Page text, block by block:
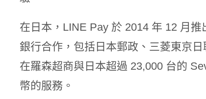
在日本，LINE Pay 於 2014 年 12 月
銀行合作，包括日本郵政、三菱東京
在羅森超商與日本超過 23,000 台的
幣的服務。